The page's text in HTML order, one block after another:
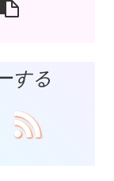
する